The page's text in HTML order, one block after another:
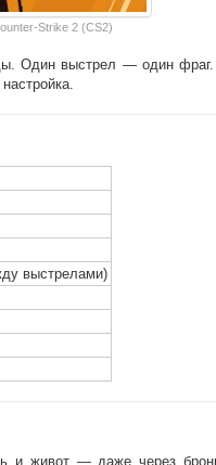
Strike 2 (CS2)
Один выстрел — один
выстрелами)
и живот — даже через